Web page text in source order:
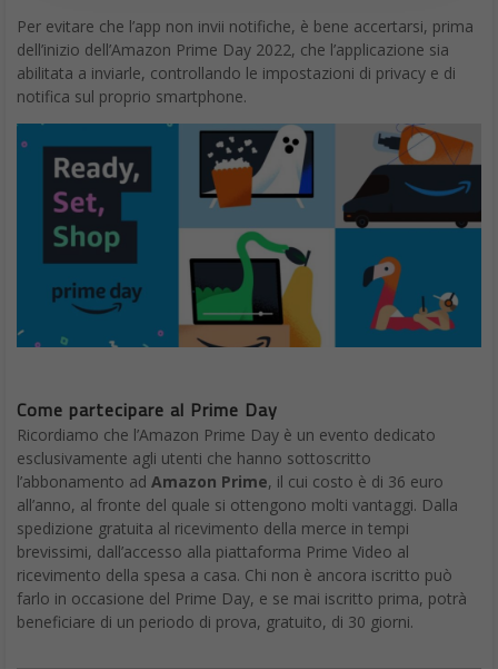
Per evitare che l’app non invii notifiche, è bene accertarsi, prima
dell’inizio dell’Amazon Prime Day 2022, che l’applicazione sia
abilitata a inviarle, controllando le impostazioni di privacy e di
notifica sul proprio smartphone.
Come partecipare al Prime Day
Ricordiamo che l’Amazon Prime Day è un evento dedicato
esclusivamente agli utenti che hanno sottoscritto
l’abbonamento ad Amazon Prime, il cui costo è di 36 euro
all’anno, al fronte del quale si ottengono molti vantaggi. Dalla
spedizione gratuita al ricevimento della merce in tempi
brevissimi, dall’accesso alla piattaforma Prime Video al
ricevimento della spesa a casa. Chi non è ancora iscritto può
farlo in occasione del Prime Day, e se mai iscritto prima, potrà
beneficiare di un periodo di prova, gratuito, di 30 giorni.